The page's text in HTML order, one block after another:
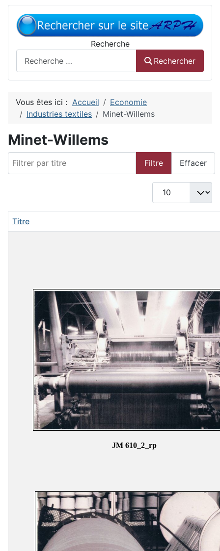
Recherche
Rechercher
Vous êtes ici : Accueil
Economie
Industries textiles
Minet-Willems
Minet-Willems
Filtre Effacer
Afficher #
Titre
JM 610_2_rp